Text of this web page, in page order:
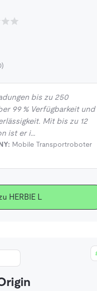
bis zu 250
99 % Verfügbarkeit und
Mit bis zu 12
ist er i…
Mobile Transportroboter
HERBIE L